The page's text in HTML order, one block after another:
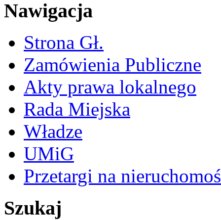
Nawigacja
Strona Gł.
Zamówienia Publiczne
Akty prawa lokalnego
Rada Miejska
Władze
UMiG
Przetargi na
Szukaj